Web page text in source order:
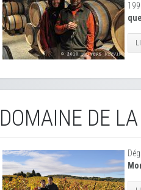
DOMAINE DE